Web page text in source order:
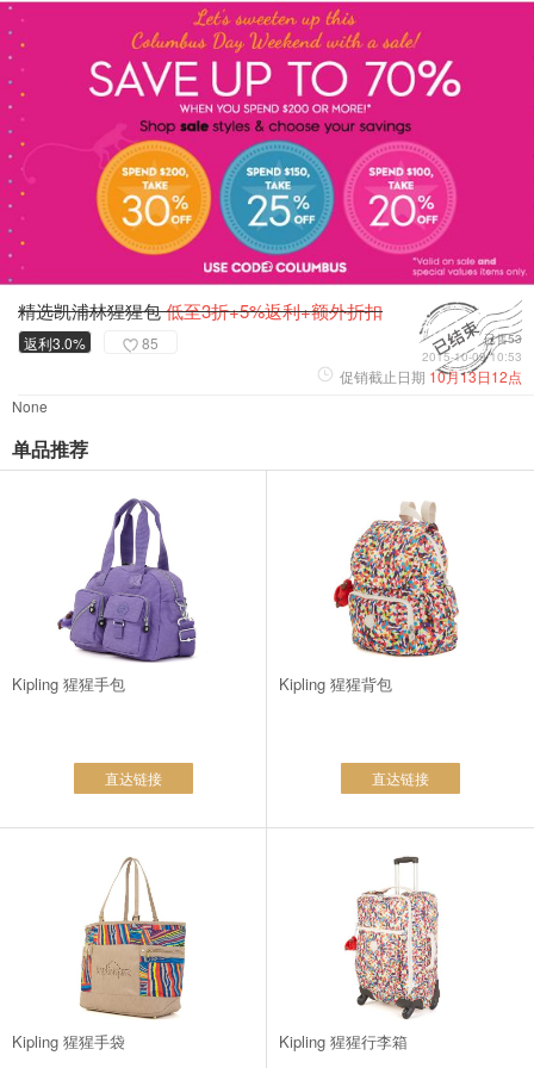
精选凯浦林猩猩包低至3折+5%返利+额外折扣
返利3.0% 85
已售53
2015-10-09 10:53
促销截止日期 10月13日12点
None
单品推荐
Kipling 猩猩手包
直达链接
Kipling 猩猩背包
直达链接
Kipling 猩猩手袋 Kipling 猩猩行李箱